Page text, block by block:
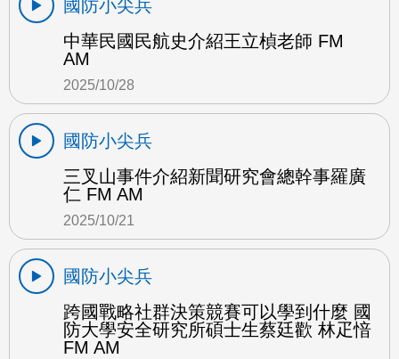
國防小尖兵
中華民國民航史介紹王立楨老師 FM
AM
2025/10/28
國防小尖兵
三叉山事件介紹新聞研究會總幹事羅廣
仁 FM AM
2025/10/21
國防小尖兵
跨國戰略社群決策競賽可以學到什麼 國
防大學安全研究所碩士生蔡廷歡 林疋愔
FM AM